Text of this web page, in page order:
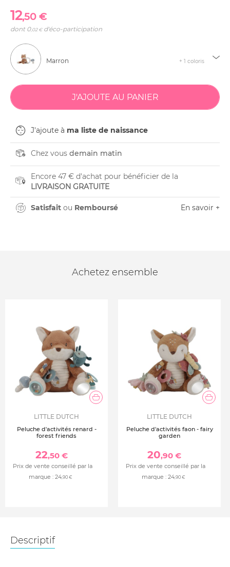
12,50 €
dont 0,02 €d'éco-participation
Marron + 1 coloris
J'ajoute à ma liste de naissance
Chez vous demain matin
Encore 47 € d'achat pour bénéficier de la
LIVRAISON GRATUITE
Satisfait ou Remboursé En savoir +
Achetez ensemble
LITTLE DUTCH
Peluche d'activités renard -
forest friends
22,50 €
Prix de vente conseillé par la
marque : 24,90 €
LITTLE DUTCH
Peluche d'activités faon - fairy
garden
20,90 €
Prix de vente conseillé par la
marque : 24,90 €
Descriptif